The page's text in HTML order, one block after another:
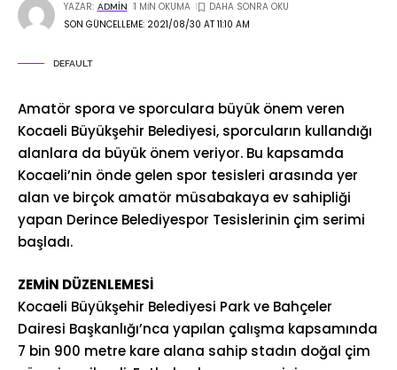
SON GÜNCELLEME: 2021/08/30 AT 11:10 AM
YAZAR: ADMIN 1 MIN OKUMA
DEFAULT
Amatör spora ve sporculara büyük önem veren
Kocaeli Büyükşehir Belediyesi, sporcuların kullandığı
alanlara da büyük önem veriyor. Bu kapsamda
Kocaeli’nin önde gelen spor tesisleri arasında yer
alan ve birçok amatör müsabakaya ev sahipliği
yapan Derince Belediyespor Tesislerinin çim serimi
başladı.
ZEMİN DÜZENLEMESİ
Kocaeli Büyükşehir Belediyesi Park ve Bahçeler
Dairesi Başkanlığı’nca yapılan çalışma kapsamında
7 bin 900 metre kare alana sahip stadın doğal çim